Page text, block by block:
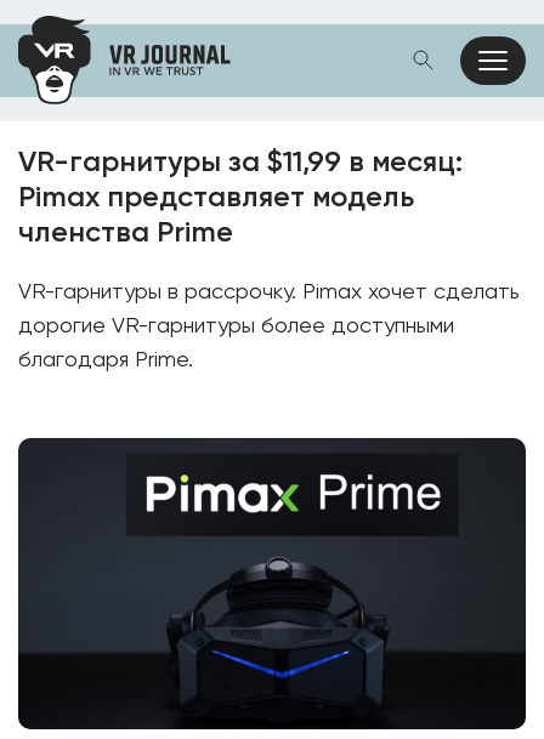
VR-гарнитуры за $11,99 в месяц:
Pimax представляет модель
членства Prime
VR-гарнитуры в рассрочку. Pimax хочет сделать
дорогие VR-гарнитуры более доступными
благодаря Prime.